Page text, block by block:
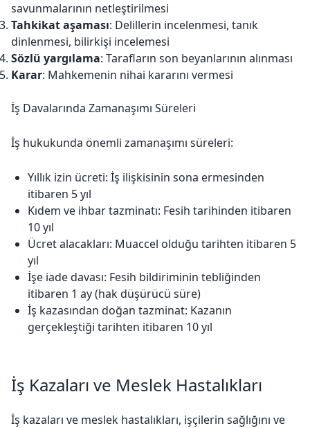
savunmalarının netleştirilmesi
Tahkikat aşaması: Delillerin incelenmesi, tanık
dinlenmesi, bilirkişi incelemesi
Sözlü yargılama: Tarafların son beyanlarının alınması
Karar: Mahkemenin nihai kararını vermesi
İş Davalarında Zamanaşımı Süreleri
İş hukukunda önemli zamanaşımı süreleri:
Yıllık izin ücreti: İş ilişkisinin sona ermesinden
itibaren 5 yıl
Kıdem ve ihbar tazminatı: Fesih tarihinden itibaren
10 yıl
Ücret alacakları: Muaccel olduğu tarihten itibaren 5
yıl
İşe iade davası: Fesih bildiriminin tebliğinden
itibaren 1 ay (hak düşürücü süre)
İş kazasından doğan tazminat: Kazanın
gerçekleştiği tarihten itibaren 10 yıl
İş Kazaları ve Meslek Hastalıkları
İş kazaları ve meslek hastalıkları, işçilerin sağlığını ve